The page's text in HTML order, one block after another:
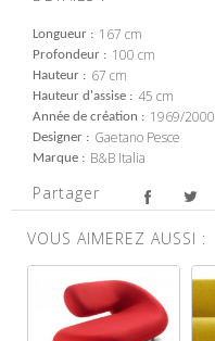
Longueur 167 cm
Profondeur 100 cm
Hauteur 67 cm
Hauteur d'assise 45 cm
Année de création 1969/2000
Designer Gaetano Pesce
Marque B&B Italia
Partager
VOUS AIMEREZ AUSSI :